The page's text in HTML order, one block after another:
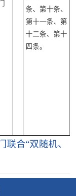
条、第十条、
第十一条、第
十二条、第十
四条。
联合“双随机、